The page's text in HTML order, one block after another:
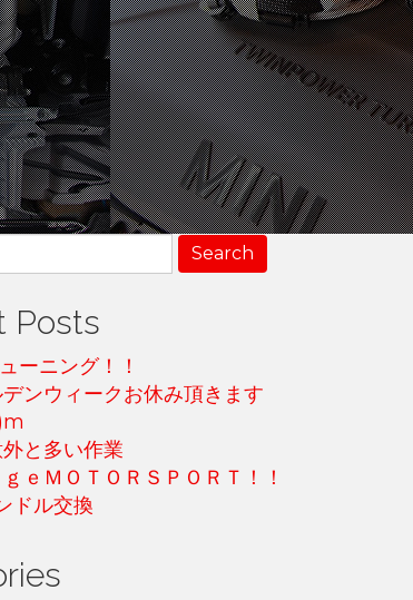
Posts
ーニング！！
ンウィークお休み頂きます
外と多い作業
ｇｅＭＯＴＯＲＳＰＯＲＴ！！
ドル交換